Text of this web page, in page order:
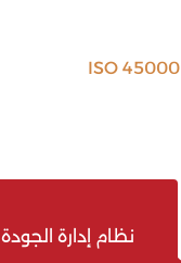
ISO 45000
نظام إدارة الجودة